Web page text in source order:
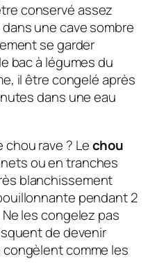
conservé assez
une cave sombre
se garder
bac à légumes du
il être congelé après
dans une eau
rave ? Lechou
ou en tranches
blanchissement
pendant 2
les congelez pas
de devenir
comme les